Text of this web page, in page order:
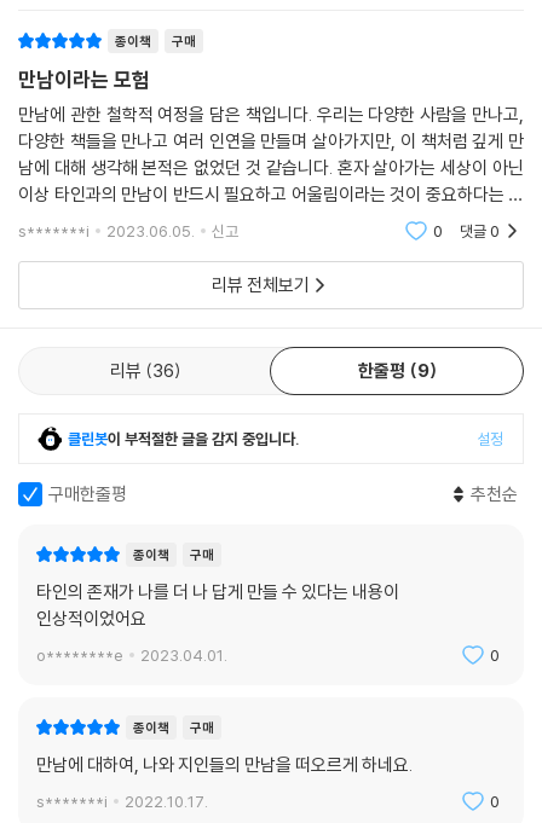
바로 그들 사유의 공통적인 요소였던 것이다.
--- p.311
을 때, 이제 나는 나의 시선뿐만 아니라 그 사람의 시선으로도 세상을 바라
본다. 그래서 어떤 영화를 보거나 뉴스를 들었을 때, 그 사람이 어떻게 반응
할지 알 것만 같다. 타자성을 경험하는 순간, 우리는 자기중심적인 사고에
서 벗어나 세상을 다른 눈으로 인식하는 것이다.
저자는 이렇게 진짜 만남이 일어났을 때 우리에게 벌어지는 일들을 8가지
로 분류하고, 이 흔적들이 우리의 삶에 끼치는 영향에 대해서 여러 철학자
들의 사유와 예술작품을 넘나들며 심도 깊게 살핀다.
| “우리는 타인에 대한 탐험을 한 번도 마친 적이 없다” _알랭 바디우
우연과 불확실성 속에서, 만남을 내 편으로 만드는 세 가지 방법
보통 우리는 만남이 우연히 찾아온다고 생각하곤 한다. 하지만 우연은 그
내 편으로 만드는 것은 태도의 문제임을 강조한다.
저자는 자기의 친한 친구를 예로 든다. 이 친구는 이혼을 한 후에 3명의 10
이상형은 이미 한두 명의 자녀가 있는 비슷한 연령대의 여성으로서 더 이
상 아이 갖기를 원치 않는 사람이어야 했다. 하지만 그는 자신이 생각한 사
람과 정반대의 여성과 사랑에 빠졌다. 그가 예전에 우선적으로 피하고 싶
은 우연이었다. 하지만 만약 이 친구가 자신의 생각에 갇혀 폐쇄적인 태도
태도로 겉핥기식 대화만 나누다가 흐지부지 그 인연이 끝났을 것이다.
그래서 저자는 세 가지 태도를 강조한다. 자기의 틀에서 빠져나와 일단 행
동부터 할 것, 특정한 것을 기대하지 않고 개방적인 자세를 유지할 것, 그리
종이책 구매
만남이라는 모험
만남에 관한 철학적 여정을 담은 책입니다. 우리는 다양한 사람을 만나고,
다양한 책들을 만나고 여러 인연을 만들며 살아가지만, 이 책처럼 깊게 만
남에 대해 생각해 본적은 없었던 것 같습니다. 혼자 살아가는 세상이 아닌
이상 타인과의 만남이 반드시 필요하고 어울림이라는 것이 중요하다는 생
각이 들었습니다. 또한 그 만남이 진정한 자신을 알아가는 여정이 된다는
s*******i 2023.06.05. 신고 0 댓글0
리뷰 전체보기
리뷰 36 한줄평 9
클린봇이 부적절한 글을 감지 중입니다. 설정
구매한줄평 추천순
종이책 구매
타인의 존재가 나를 더 나 답게 만들 수 있다는 내용이
인상적이었어요
o********e 2023.04.01. 0
종이책 구매
만남에 대하여, 나와 지인들의 만남을 떠오르게 하네요.
s*******i 2022.10.17. 0